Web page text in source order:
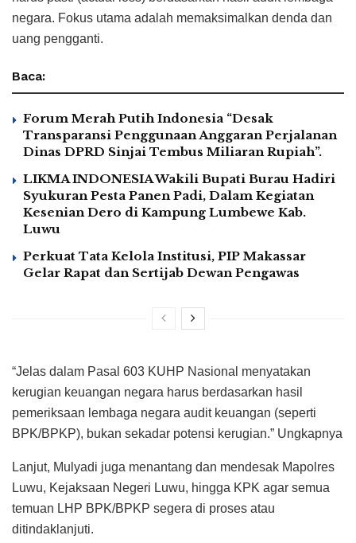
negara. Fokus utama adalah memaksimalkan denda dan
uang pengganti.
Baca:
Forum Merah Putih Indonesia “Desak
Transparansi Penggunaan Anggaran Perjalanan
Dinas DPRD Sinjai Tembus Miliaran Rupiah”.
LIKMA INDONESIA Wakili Bupati Burau Hadiri
Syukuran Pesta Panen Padi, Dalam Kegiatan
Kesenian Dero di Kampung Lumbewe Kab.
Luwu
Perkuat Tata Kelola Institusi, PIP Makassar
Gelar Rapat dan Sertijab Dewan Pengawas
“Jelas dalam Pasal 603 KUHP Nasional menyatakan
kerugian keuangan negara harus berdasarkan hasil
pemeriksaan lembaga negara audit keuangan (seperti
BPK/BPKP), bukan sekadar potensi kerugian.” Ungkapnya
Lanjut, Mulyadi juga menantang dan mendesak Mapolres
Luwu, Kejaksaan Negeri Luwu, hingga KPK agar semua
temuan LHP BPK/BPKP segera di proses atau
ditindaklanjuti.